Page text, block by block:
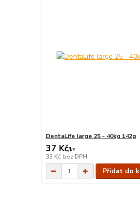
DentaLife large 25 - 40kg 142g
37 Kč/ks
33 Kč bez DPH
Přidat do